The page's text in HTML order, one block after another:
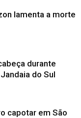
lamenta a morte
durante
do Sul
capotar em São